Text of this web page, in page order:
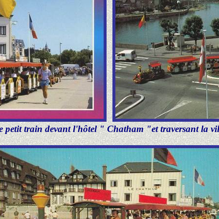
petit train devant l'hôtel " Chatham "et traversant la